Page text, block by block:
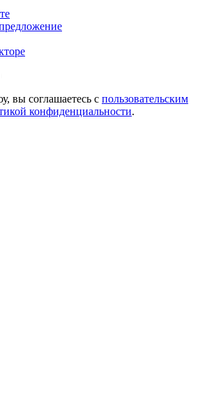
вы соглашаетесь с пользовательским
конфиденциальности.